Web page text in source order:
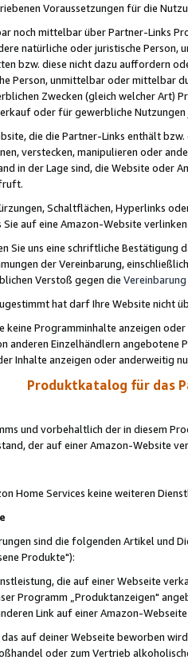
Voraussetzungen für die
noch mittelbar über Partner-Links
natürliche oder juristische
bzw. diese nicht dazu auffordern
Person, unmittelbar oder mittelbar
Zwecken (gleich welcher Art)
oder für gewerbliche
die die Partner-Links enthält
verstecken, manipulieren oder
in der Lage sind, die Website oder
Schaltflächen, Hyperlinks
auf eine Amazon-Website
Sie uns eine schriftliche
der Vereinbarung,
Verstoß gegen die Vereinbarung
hat darf Ihre Website nicht
keine Programminhalte anzeigen
anderen Einzelhändlern
Inhalte anzeigen oder anderweitig
Produktkatalog für das
und vorbehaltlich der in diesem
der auf einer Amazon-Website
Home Services keine weiteren
sind die folgenden Artikel und
Produkte"):
die auf einer Webseite
Programm „Produktanzeigen"
Link auf einer Amazon-
auf deiner Webseite beworben
oder zum Vertrieb